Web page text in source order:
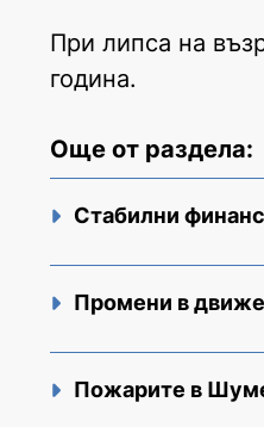
При липса на
година.
Още от раздела:
Стабилни
Промени в
Пожарите в